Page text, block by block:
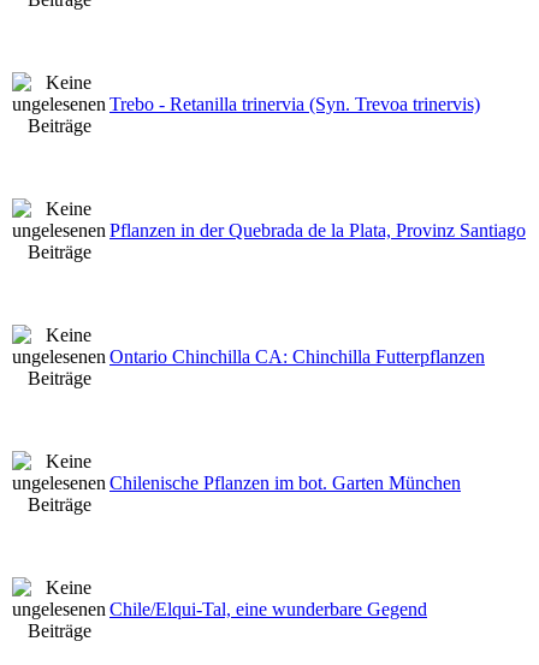
Trebo - Retanilla trinervia (Syn. Trevoa trinervis)
Pflanzen in der Quebrada de la Plata, Provinz Santiago
Ontario Chinchilla CA: Chinchilla Futterpflanzen
Chilenische Pflanzen im bot. Garten München
Chile/Elqui-Tal, eine wunderbare Gegend